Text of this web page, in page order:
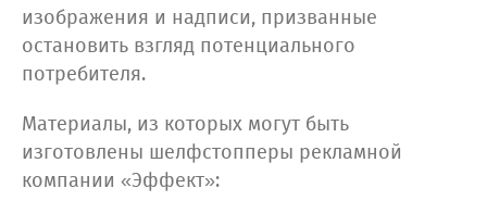
изображения и надписи, призванные
остановить взгляд потенциального
потребителя.
Материалы, из которых могут быть
изготовлены шелфстопперы рекламной
компании «Эффект»: